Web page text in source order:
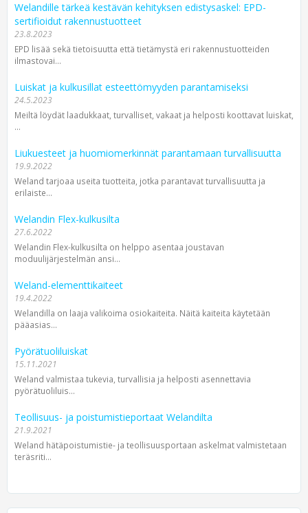
Welandille tärkeä kestävän kehityksen edistysaskel: EPD-
sertifioidut rakennustuotteet
23.8.2023
EPD lisää sekä tietoisuutta että tietämystä eri rakennustuotteiden
ilmastovai...
Luiskat ja kulkusillat esteettömyyden parantamiseksi
24.5.2023
Meiltä löydät laadukkaat, turvalliset, vakaat ja helposti koottavat luiskat,
...
Liukuesteet ja huomiomerkinnät parantamaan turvallisuutta
19.9.2022
Weland tarjoaa useita tuotteita, jotka parantavat turvallisuutta ja
erilaiste...
Welandin Flex-kulkusilta
27.6.2022
Welandin Flex-kulkusilta on helppo asentaa joustavan
moduulijärjestelmän ansi...
Weland-elementtikaiteet
19.4.2022
Welandilla on laaja valikoima osiokaiteita. Näitä kaiteita käytetään
pääasias...
Pyörätuoliluiskat
15.11.2021
Weland valmistaa tukevia, turvallisia ja helposti asennettavia
pyörätuoliluis...
Teollisuus- ja poistumistieportaat Welandilta
21.9.2021
Weland hätäpoistumistie- ja teollisuusportaan askelmat valmistetaan
teräsriti...